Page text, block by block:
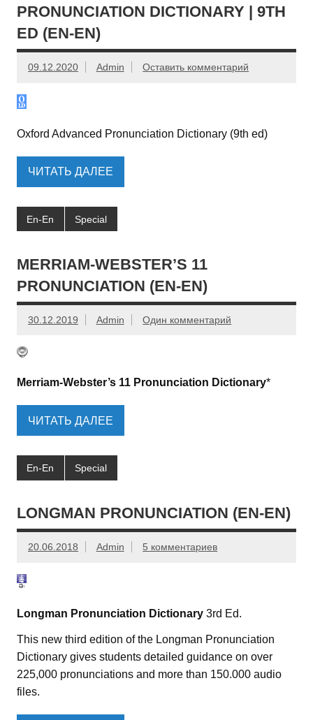
PRONUNCIATION DICTIONARY | 9TH
ED (EN-EN)
09.12.2020 Admin Оставить комментарий
Oxford Advanced Pronunciation Dictionary (9th ed)
ЧИТАТЬ ДАЛЕЕ
En-En Special
MERRIAM-WEBSTER’S 11
PRONUNCIATION (EN-EN)
30.12.2019 Admin Один комментарий
Merriam-Webster’s 11 Pronunciation Dictionary*
ЧИТАТЬ ДАЛЕЕ
En-En Special
LONGMAN PRONUNCIATION (EN-EN)
20.06.2018 Admin 5 комментариев
Longman Pronunciation Dictionary 3rd Ed.
This new third edition of the Longman Pronunciation
Dictionary gives students detailed guidance on over
225,000 pronunciations and more than 150.000 audio
files.